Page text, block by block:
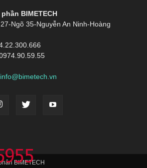
BIMETECH
Ngõ 35-Nguyễn An Ninh-Hoàng
info@bimetech.vn
BIMETECH